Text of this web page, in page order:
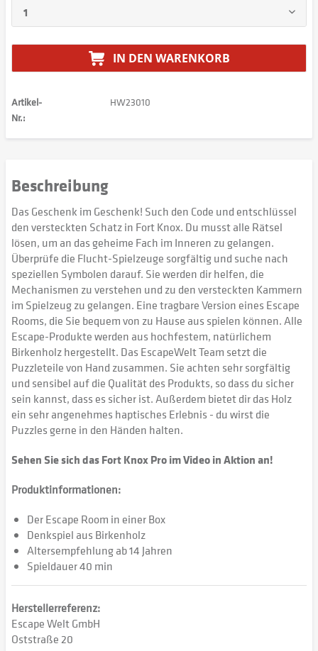
IN DEN WARENKORB
Artikel-
Nr.:
HW23010
Beschreibung
Das Geschenk im Geschenk! Such den Code und entschlüssel
den versteckten Schatz in Fort Knox. Du musst alle Rätsel
lösen, um an das geheime Fach im Inneren zu gelangen.
Überprüfe die Flucht-Spielzeuge sorgfältig und suche nach
speziellen Symbolen darauf. Sie werden dir helfen, die
Mechanismen zu verstehen und zu den versteckten Kammern
im Spielzeug zu gelangen. Eine tragbare Version eines Escape
Rooms, die Sie bequem von zu Hause aus spielen können. Alle
Escape-Produkte werden aus hochfestem, natürlichem
Birkenholz hergestellt. Das EscapeWelt Team setzt die
Puzzleteile von Hand zusammen. Sie achten sehr sorgfältig
und sensibel auf die Qualität des Produkts, so dass du sicher
sein kannst, dass es sicher ist. Außerdem bietet dir das Holz
ein sehr angenehmes haptisches Erlebnis - du wirst die
Puzzles gerne in den Händen halten.
Sehen Sie sich das Fort Knox Pro im Video in Aktion an!
Produktinformationen:
Der Escape Room in einer Box
Denkspiel aus Birkenholz
Altersempfehlung ab 14 Jahren
Spieldauer 40 min
Herstellerreferenz:
Escape Welt GmbH
Oststraße 20